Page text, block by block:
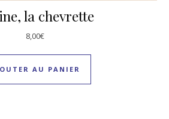
la chevrette
8,00€
AU PANIER